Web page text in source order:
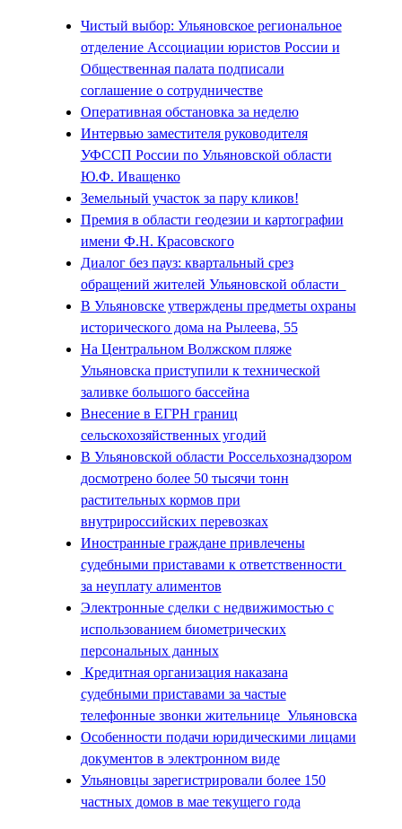
Чистый выбор: Ульяновское региональное
отделение Ассоциации юристов России и
Общественная палата подписали
соглашение о сотрудничестве
Оперативная обстановка за неделю
Интервью заместителя руководителя
УФССП России по Ульяновской области
Ю.Ф. Иващенко
Земельный участок за пару кликов!
Премия в области геодезии и картографии
имени Ф.Н. Красовского
Диалог без пауз: квартальный срез
обращений жителей Ульяновской области
В Ульяновске утверждены предметы охраны
исторического дома на Рылеева, 55
На Центральном Волжском пляже
Ульяновска приступили к технической
заливке большого бассейна
Внесение в ЕГРН границ
сельскохозяйственных угодий
В Ульяновской области Россельхознадзором
досмотрено более 50 тысячи тонн
растительных кормов при
внутрироссийских перевозках
Иностранные граждане привлечены
судебными приставами к ответственности
за неуплату алиментов
Электронные сделки с недвижимостью с
использованием биометрических
персональных данных
Кредитная организация наказана
судебными приставами за частые
телефонные звонки жительнице Ульяновска
Особенности подачи юридическими лицами
документов в электронном виде
Ульяновцы зарегистрировали более 150
частных домов в мае текущего года